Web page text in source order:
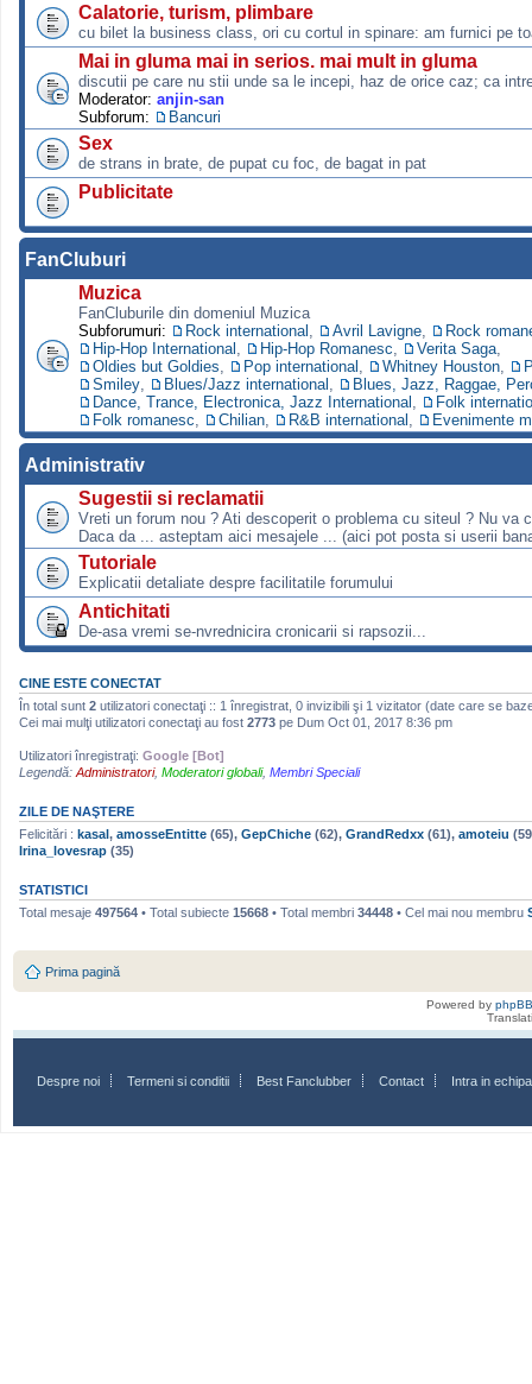
Calatorie, turism, plimbare
cu bilet la business class, ori cu cortul in spinare: am furnici pe
Mai in gluma mai in serios. mai mult in gluma
discutii pe care nu stii unde sa le incepi, haz de orice caz; ca
Moderator: anjin-san
Subforum:
Bancuri
Sex
de strans in brate, de pupat cu foc, de bagat in pat
Publicitate
FanCluburi
Muzica
FanCluburile din domeniul Muzica
Subforumuri:
Rock international Avril Lavigne
Rock
Hip-Hop International
Hip-Hop Romanesc Verita Saga
Oldies but Goldies
Pop international Whitney Houston
Smiley
Blues/Jazz international
Blues, Jazz, Raggae,
Dance, Trance, Electronica, Jazz International
Folk
Folk romanesc
Chilian R&B international Evenimente
Administrativ
Sugestii si reclamatii
Vreti un forum nou ? Ati descoperit o problema cu siteul ? Nu va
Daca da ... asteptam aici mesajele ... (aici pot posta si userii
Tutoriale
Explicatii detaliate despre facilitatile forumului
Antichitati
De-asa vremi se-nvrednicira cronicarii si rapsozii...
CINE ESTE CONECTAT
În total sunt 2 utilizatori conectaţi :: 1 înregistrat, 0 invizibili şi 1 vizitator (date care se
Cei mai mulţi utilizatori conectaţi au fost 2773 pe Dum Oct 01, 2017 8:36 pm
Utilizatori înregistraţi: Google [Bot]
Legendă: Administratori, Moderatori globali, Membri Speciali
ZILE DE NAŞTERE
Felicitări : kasal, amosseEntitte (65), GepChiche (62), GrandRedxx (61), amoteiu
Irina_lovesrap (35)
STATISTICI
Total mesaje 497564 • Total subiecte 15668 • Total membri 34448 • Cel mai nou membru
Prima pagină
Powered by phpBB
Despre noi Termeni si conditii Best Fanclubber Contact Intra in